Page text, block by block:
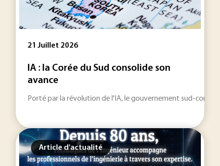
21 Juillet 2026
IA : la Corée du Sud consolide son
avance
Porté par la révolution de l'IA, le gouvernement sud-
Article d'actualité